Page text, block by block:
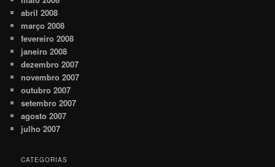
abril 2008
março 2008
fevereiro 2008
janeiro 2008
dezembro 2007
novembro 2007
outubro 2007
setembro 2007
agosto 2007
julho 2007
CATEGORIAS